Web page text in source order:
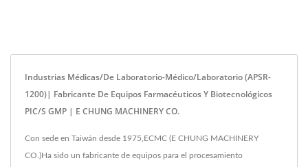
Industrias Médicas/de Laboratorio-Médico/Laboratorio (APSR-
1200)| Fabricante De Equipos Farmacéuticos Y Biotecnológicos
PIC/S GMP | E CHUNG MACHINERY CO.
Con sede en Taiwán desde 1975,ECMC (E CHUNG MACHINERY
CO.)Ha sido un fabricante de equipos para el procesamiento